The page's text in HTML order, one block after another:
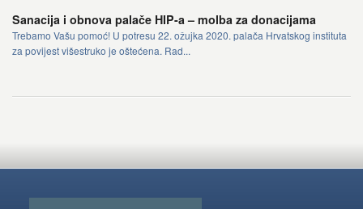
Sanacija i obnova palače HIP-a – molba za donacijama
Trebamo Vašu pomoć! U potresu 22. ožujka 2020. palača Hrvatskog instituta
za povijest višestruko je oštećena. Rad...